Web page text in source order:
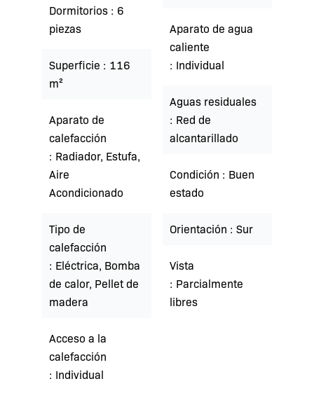
Dormitorios
6
piezas
Superficie
116
m²
Aparato de
calefacción
Radiador, Estufa,
Aire
Acondicionado
Tipo de
calefacción
Eléctrica, Bomba
de calor, Pellet de
madera
Acceso a la
calefacción
Individual
Aparato de agua
caliente
Individual
Aguas residuales
Red de
alcantarillado
Condición
Buen
estado
Orientación Sur
Vista
Parcialmente
libres